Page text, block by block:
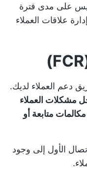
على مدى فترة
علاقات العملاء
دعم العملاء لديك.
مشكلات العملاء
متابعة أو
الأول إلى وجود